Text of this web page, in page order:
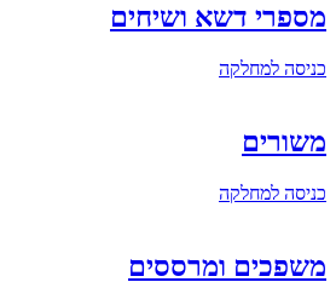
מספרי דשא ושיחים
כניסה למחלקה
משורים
כניסה למחלקה
משפכים ומרססים